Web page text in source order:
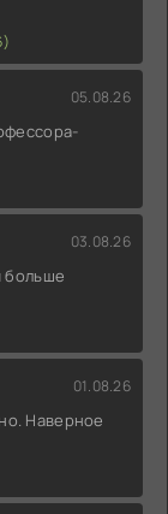
05.08.26
03.08.26
больше
01.08.26
Наверное